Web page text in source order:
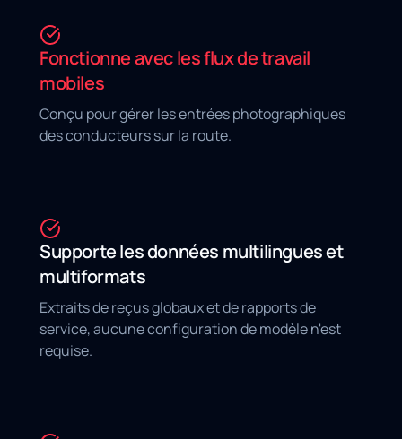
Fonctionne avec les flux de travail
mobiles
Conçu pour gérer les entrées photographiques
des conducteurs sur la route.
Supporte les données multilingues et
multiformats
Extraits de reçus globaux et de rapports de
service, aucune configuration de modèle n'est
requise.